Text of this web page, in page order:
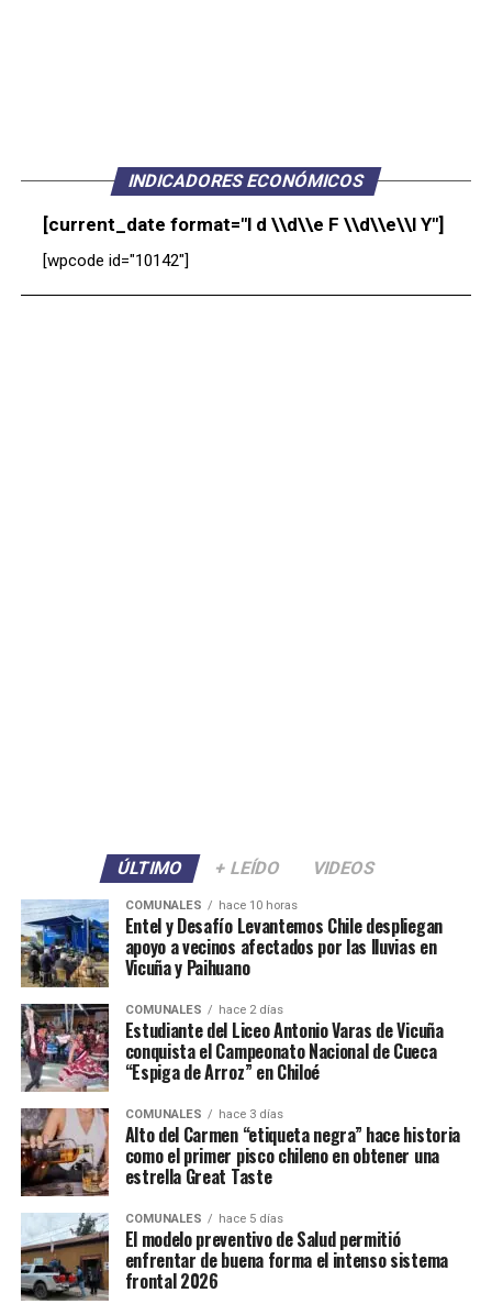
INDICADORES ECONÓMICOS
[current_date format="l d \\d\\e F \\d\\e\\l Y"]
[wpcode id="10142"]
ÚLTIMO + LEÍDO VIDEOS
COMUNALES hace 10 horas
Entel y Desafío Levantemos Chile despliegan
apoyo a vecinos afectados por las lluvias en
Vicuña y Paihuano
COMUNALES hace 2 días
Estudiante del Liceo Antonio Varas de Vicuña
conquista el Campeonato Nacional de Cueca
“Espiga de Arroz” en Chiloé
COMUNALES hace 3 días
Alto del Carmen “etiqueta negra” hace historia
como el primer pisco chileno en obtener una
estrella Great Taste
COMUNALES hace 5 días
El modelo preventivo de Salud permitió
enfrentar de buena forma el intenso sistema
frontal 2026